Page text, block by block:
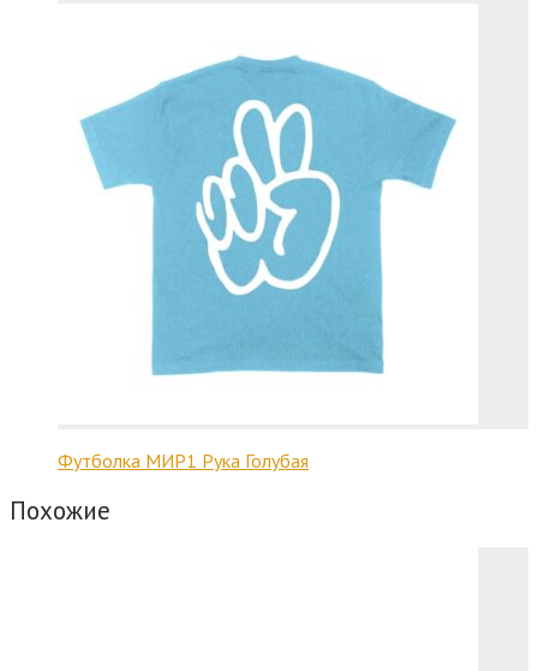
Футболка МИР1 Рука Голубая
Похожие